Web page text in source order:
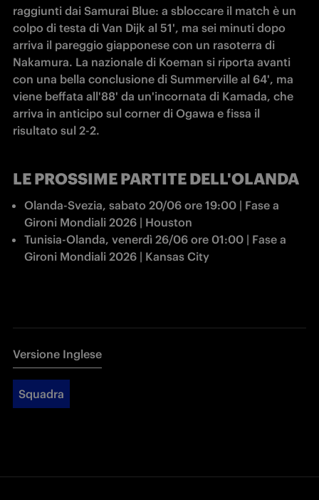
raggiunti dai Samurai Blue: a sbloccare il match è un
colpo di testa di Van Dijk al 51', ma sei minuti dopo
arriva il pareggio giapponese con un rasoterra di
Nakamura. La nazionale di Koeman si riporta avanti
con una bella conclusione di Summerville al 64', ma
viene beffata all'88' da un'incornata di Kamada, che
arriva in anticipo sul corner di Ogawa e fissa il
risultato sul 2-2.
LE PROSSIME PARTITE DELL'OLANDA
Olanda-Svezia, sabato 20/06 ore 19:00 | Fase a
Gironi Mondiali 2026 | Houston
Tunisia-Olanda, venerdì 26/06 ore 01:00 | Fase a
Gironi Mondiali 2026 | Kansas City
Versione Inglese
Squadra